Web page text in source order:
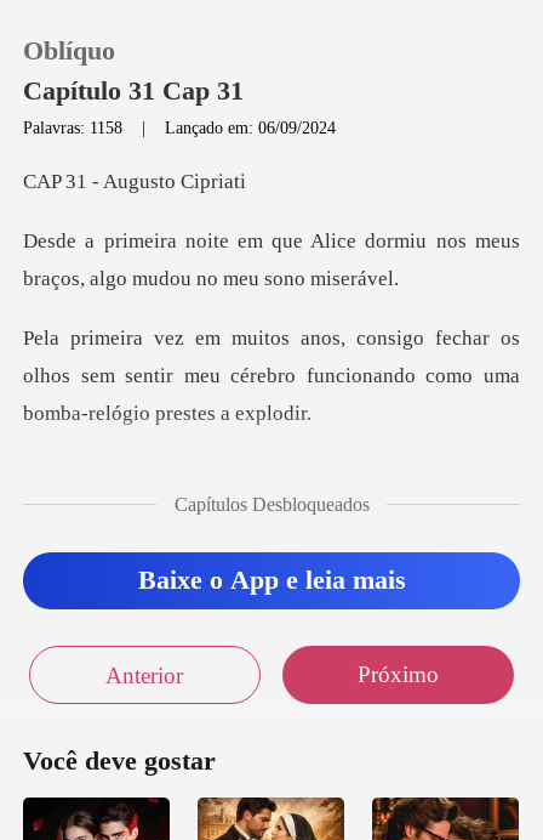
Loja
Oblíquo
Capítulo 31 Cap 31
Palavras: 1158 |Lançado em: 06/09/2024
Augusto
lice dormiu nos meus
braços, al
har os
olhos sem sentir meu cérebro funcionan
Capítulos Desbloqueados
Baixe o App e leia mais
Anterior Próximo
Você deve gostar